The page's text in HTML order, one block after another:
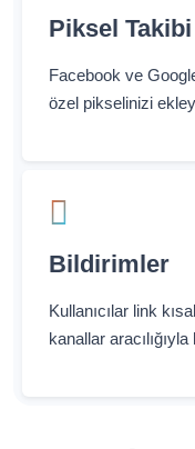
Piksel Takibi
Facebook ve
özel pikselinizi
Bildirimler
Kullanıcılar link
kanallar